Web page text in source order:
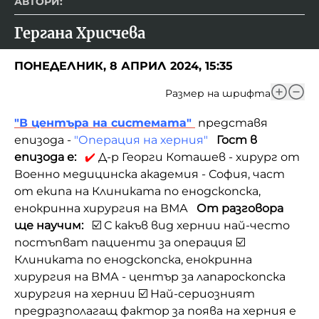
Гергана Хрисчева
ПОНЕДЕЛНИК, 8 АПРИЛ 2024, 15:35
Размер на шрифта
"В центъра на системата" представя
епизода - "Операция на херния"
Гост в
епизода е:
✔️ Д-р Георги Коташев - хирург от
Военно медицинска академия - София, част
от екипа на Клиниката по енодскопска,
енокринна хирургия на ВМА От разговора
ще научим:☑️ С какъв вид хернии най-често
постъпват пациенти за операция ☑️
Клиниката по енодскопска, енокринна
хирургия на ВМА - център за лапароскопска
хирургия на хернии ☑️ Най-сериозният
предразполагащ фактор за поява на херния е